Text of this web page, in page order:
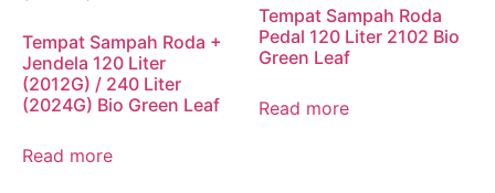
Tempat Sampah Roda +
Jendela 120 Liter
(2012G) / 240 Liter
(2024G) Bio Green Leaf
Read more
Tempat Sampah Roda
Pedal 120 Liter 2102 Bio
Green Leaf
Read more